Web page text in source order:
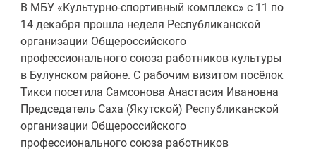
В МБУ «Культурно-спортивный комплекс» с 11 по
14 декабря прошла неделя Республиканской
организации Общероссийского
профессионального союза работников культуры
в Булунском районе. С рабочим визитом посёлок
Тикси посетила Самсонова Анастасия Ивановна
Председатель Саха (Якутской) Республиканской
организации Общероссийского
профессионального союза работников